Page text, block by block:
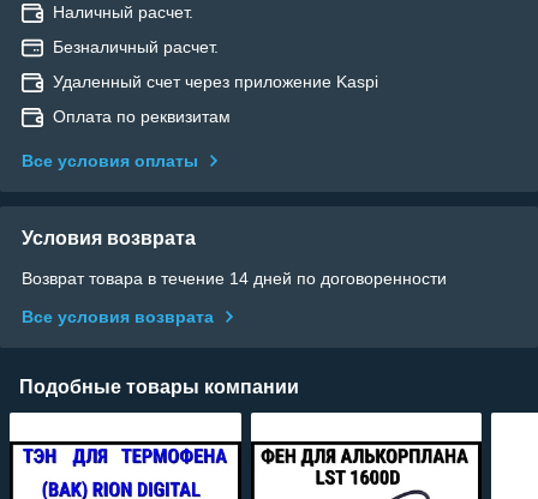
Наличный расчет.
Безналичный расчет.
Удаленный счет через приложение Kaspi
Оплата по реквизитам
Все условия оплаты
Условия возврата
Возврат товара в течение 14 дней по договоренности
Все условия возврата
Подобные товары компании